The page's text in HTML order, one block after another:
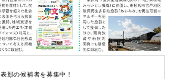
表彰の候補者を募集中！